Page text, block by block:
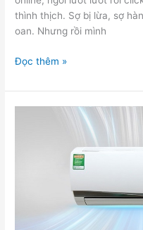
thình thịch. Sợ bị lừa, sợ
oan. Nhưng rồi mình
Đọc thêm »